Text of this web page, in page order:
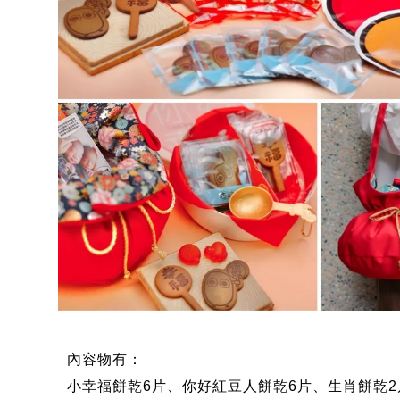
內容物有：
小幸福餅乾6片、你好紅豆人餅乾6片
生肖餅乾2